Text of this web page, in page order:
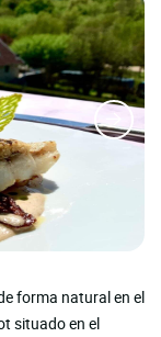
forma natural en el
situado en el